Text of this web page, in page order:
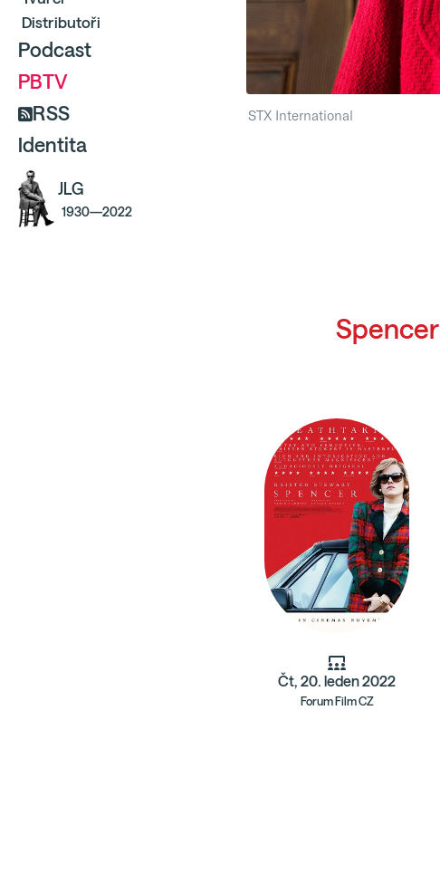
Distributoři
Podcast
PBTV
RSS
Identita
JLG
1930—2022
STX International
Spencer
Čt, 20. leden 2022
Forum Film CZ